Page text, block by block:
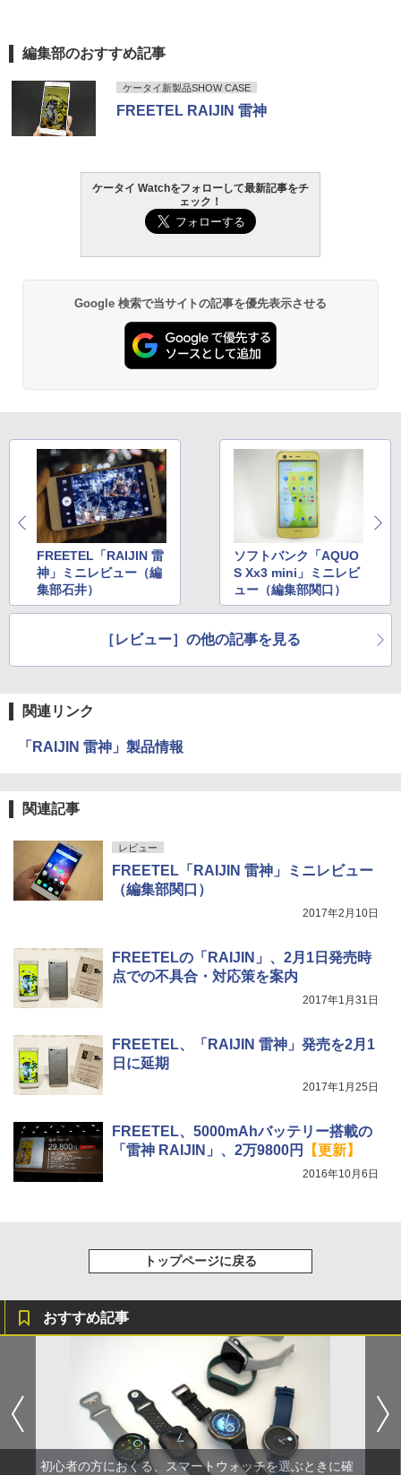
編集部のおすすめ記事
ケータイ新製品SHOW CASE
FREETEL RAIJIN 雷神
ケータイ Watchをフォローして最新記事をチ
ェック！
Google 検索で当サイトの記事を優先表示させる
FREETEL「RAIJIN 雷
神」ミニレビュー（編
集部石井）
ソフトバンク「AQUO
S Xx3 mini」ミニレビ
ュー（編集部関口）
［レビュー］の他の記事を見る
関連リンク
「RAIJIN 雷神」製品情報
関連記事
レビュー
FREETEL「RAIJIN 雷神」ミニレビュー
（編集部関口）
2017年2月10日
FREETELの「RAIJIN」、2月1日発売時
点での不具合・対応策を案内
2017年1月31日
FREETEL、「RAIJIN 雷神」発売を2月1
日に延期
2017年1月25日
FREETEL、5000mAhバッテリー搭載の
「雷神 RAIJIN」、2万9800円
【更新】
2016年10月6日
トップページに戻る
おすすめ記事
初心者の方におくる、スマートウォッチを選ぶときに確